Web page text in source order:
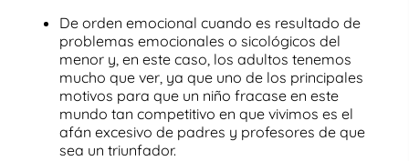
De orden emocional cuando es resultado de
problemas emocionales o sicológicos del
menor y, en este caso, los adultos tenemos
mucho que ver, ya que uno de los principales
motivos para que un niño fracase en este
mundo tan competitivo en que vivimos es el
afán excesivo de padres y profesores de que
sea un triunfador.